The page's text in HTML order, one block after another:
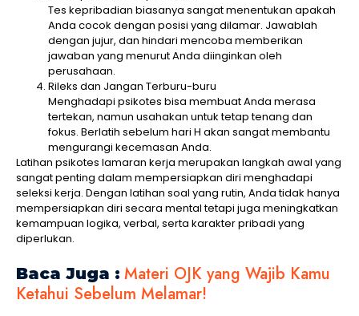
Tes kepribadian biasanya sangat menentukan apakah
Anda cocok dengan posisi yang dilamar. Jawablah
dengan jujur, dan hindari mencoba memberikan
jawaban yang menurut Anda diinginkan oleh
perusahaan.
Rileks dan Jangan Terburu-buru
Menghadapi psikotes bisa membuat Anda merasa
tertekan, namun usahakan untuk tetap tenang dan
fokus. Berlatih sebelum hari H akan sangat membantu
mengurangi kecemasan Anda.
Latihan psikotes lamaran kerja merupakan langkah awal yang
sangat penting dalam mempersiapkan diri menghadapi
seleksi kerja. Dengan latihan soal yang rutin, Anda tidak hanya
mempersiapkan diri secara mental tetapi juga meningkatkan
kemampuan logika, verbal, serta karakter pribadi yang
diperlukan.
Baca Juga : Materi OJK yang Wajib Kamu
Ketahui Sebelum Melamar!